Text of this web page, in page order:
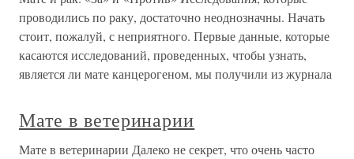
проводились по раку, достаточно неоднозначны. Начать
стоит, пожалуй, с неприятного. Первые данные, которые
касаются исследований, проведенных, чтобы узнать,
является ли мате канцерогеном, мы получили из журнала
Мате в ветеринарии
Мате в ветеринарии Далеко не секрет, что очень часто